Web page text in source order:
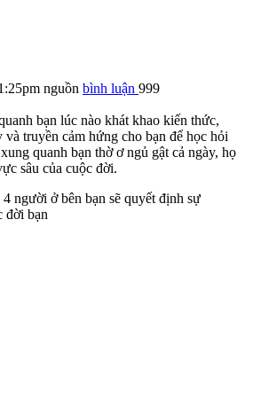
nguồn bình luận 999
bạn lúc nào khát khao kiến thức,
và truyền cảm hứng cho bạn để học hỏi
quanh bạn thờ ơ ngủ gật cả ngày, họ
sâu của cuộc đời.